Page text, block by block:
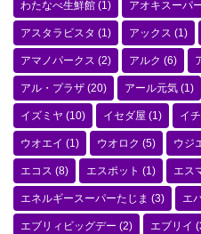
わたなべ生鮮館 (1) アオキスーパ
アスタラビスタ (1) アックス (1)
アマノパークス (2) アルク (6)
アル・プラザ (20) アール元気 (1)
イズミヤ (10) イセダ屋 (1) イ
ウオエイ (1) ウオロク (5) ウジ
エコス (8) エスポット (1) エス
エネルギースーパーたじま (3) エ
エブリィビッグデー (2) エブリイ